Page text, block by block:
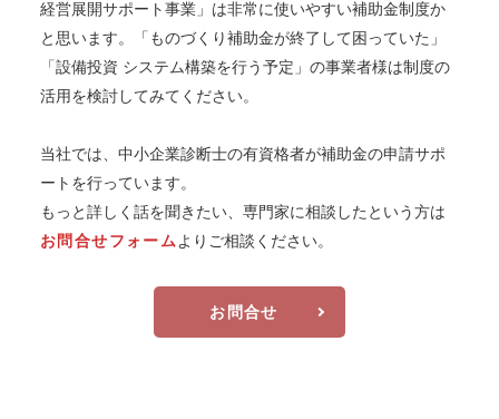
経営展開サポート事業」は非常に使いやすい補助金制度か
と思います。「ものづくり補助金が終了して困っていた」
「設備投資 システム構築を行う予定」の事業者様は制度の
活用を検討してみてください。
当社では、中小企業診断士の有資格者が補助金の申請サポ
ートを行っています。
もっと詳しく話を聞きたい、専門家に相談したという方は
お問合せフォーム よりご相談ください。
お問合せ